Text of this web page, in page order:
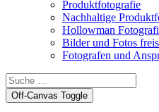
Produktfotografie
Nachhaltige
Hollowman
Bilder und Fotos
Fotografen und
Off-Canvas Toggle